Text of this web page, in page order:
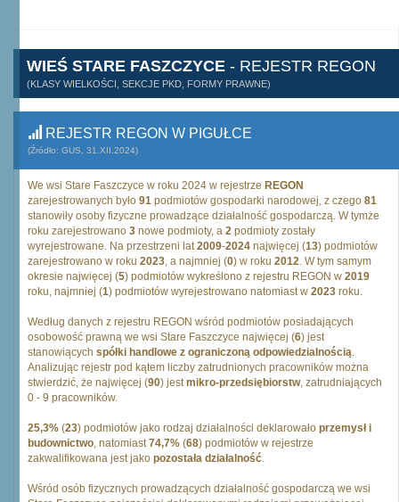
WIEŚ STARE FASZCZYCE - REJESTR REGON
(KLASY WIELKOŚCI, SEKCJE PKD, FORMY PRAWNE)
REJESTR REGON W PIGUŁCE
(Źródło: GUS, 31.XII.2024)
We wsi Stare Faszczyce w roku 2024 w rejestrze REGON
zarejestrowanych było 91 podmiotów gospodarki narodowej, z czego 81
stanowiły osoby fizyczne prowadzące działalność gospodarczą. W tymże
roku zarejestrowano 3 nowe podmioty, a 2 podmioty zostały
wyrejestrowane. Na przestrzeni lat2009-2024 najwięcej (13) podmiotów
zarejestrowano w roku 2023, a najmniej (0) w roku 2012. W tym samym
okresie najwięcej (5) podmiotów wykreślono z rejestru REGON w 2019
roku, najmniej (1) podmiotów wyrejestrowano natomiast w 2023 roku.
Według danych z rejestru REGON wśród podmiotów posiadających
osobowość prawną we wsi Stare Faszczyce najwięcej (6) jest
stanowiących spółki handlowe z ograniczoną odpowiedzialnością.
Analizując rejestr pod kątem liczby zatrudnionych pracowników można
stwierdzić, że najwięcej (90) jestmikro-przedsiębiorstw, zatrudniających
0 - 9 pracowników.
25,3% (23) podmiotów jako rodzaj działalności deklarowało przemysł i
budownictwo, natomiast74,7% (68) podmiotów w rejestrze
zakwalifikowana jest jako pozostała działalność.
Wśród osób fizycznych prowadzących działalność gospodarczą we wsi